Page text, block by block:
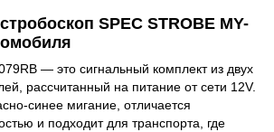
SPEC STROBE MY-
— это сигнальный комплект из двух
рассчитанный на питание от сети 12V.
синее мигание, отличается
и подходит для транспорта, где